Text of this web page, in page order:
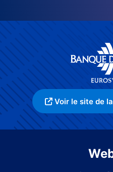
Voir le site de